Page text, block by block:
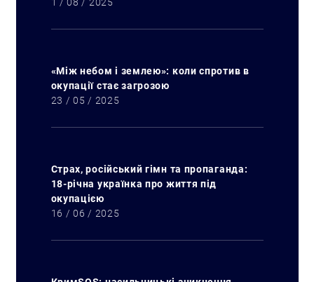
«Між небом і землею»: коли спротив в
окупації стає загрозою
23 / 05 / 2025
Страх, російський гімн та пропаганда:
18-річна українка про життя під
окупацією
16 / 06 / 2025